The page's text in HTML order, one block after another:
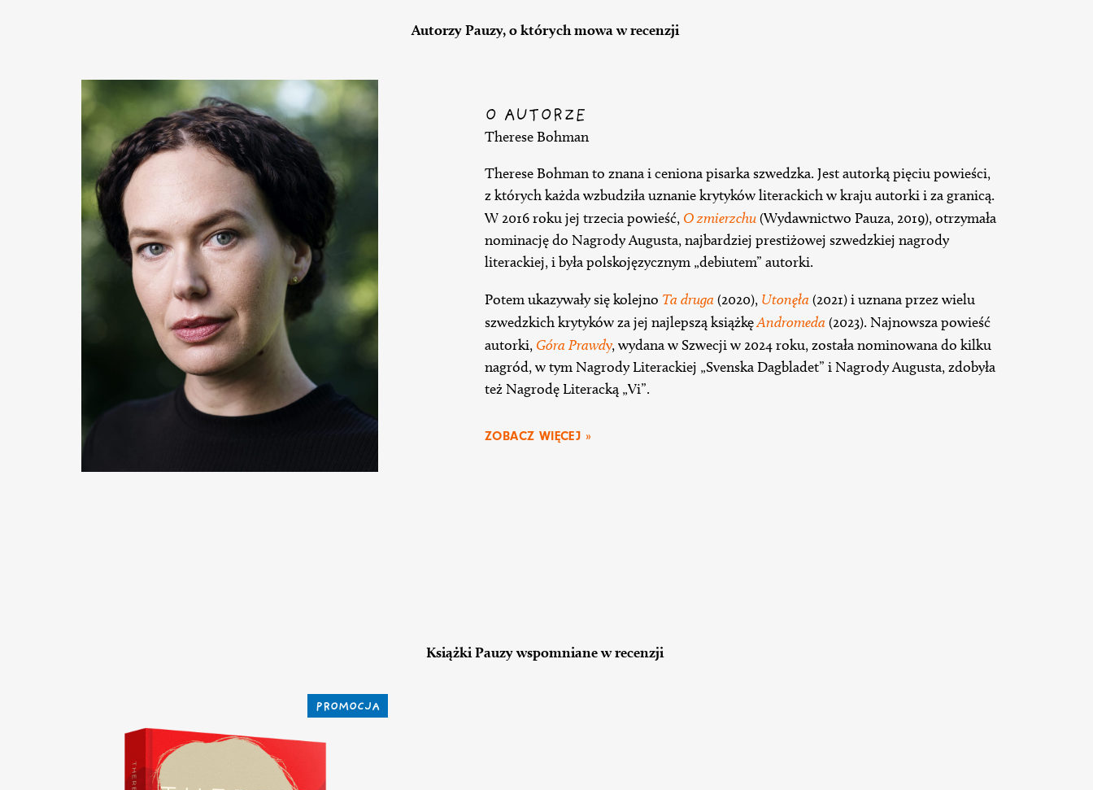
Autorzy Pauzy, o których mowa w recenzji
O AUTORZE
Therese Bohman
Therese Bohman to znana i ceniona pisarka szwedzka. Jest autorką pięciu powieści,
z których każda wzbudziła uznanie krytyków literackich w kraju autorki i za granicą.
W 2016 roku jej trzecia powieść, O zmierzchu(Wydawnictwo Pauza, 2019), otrzymała
nominację do Nagrody Augusta, najbardziej prestiżowej szwedzkiej nagrody
literackiej, i była polskojęzycznym „debiutem” autorki.
Potem ukazywały się kolejno Ta druga (2020), Utonęła (2021) i uznana przez wielu
szwedzkich krytyków za jej najlepszą książkęAndromeda (2023). Najnowsza powieść
autorki, Góra Prawdy, wydana w Szwecji w 2024 roku, została nominowana do kilku
nagród, w tym Nagrody Literackiej „Svenska Dagbladet” i Nagrody Augusta, zdobyła
też Nagrodę Literacką „Vi”.
ZOBACZ WIĘCEJ »
Książki Pauzy wspomniane w recenzji
PROMOCJA